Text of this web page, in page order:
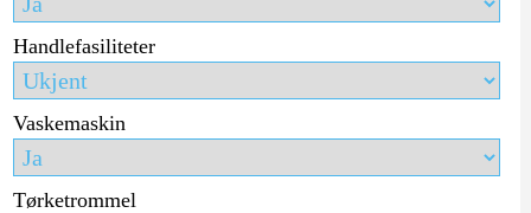
Handlefasiliteter
Vaskemaskin
Tørketrommel